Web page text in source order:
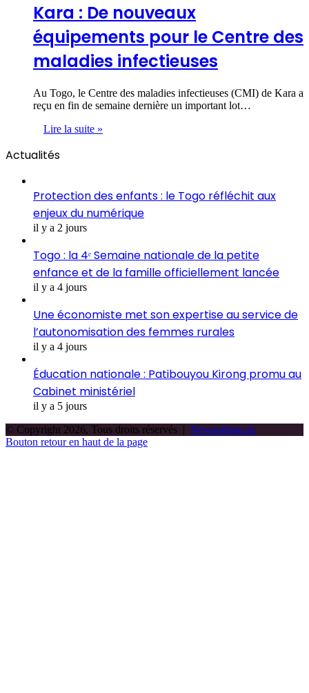
Kara : De nouveaux
équipements pour le Centre des
maladies infectieuses
Au Togo, le Centre des maladies infectieuses (CMI) de Kara a
reçu en fin de semaine dernière un important lot…
Lire la suite »
Actualités
Protection des enfants : le Togo réfléchit aux
enjeux du numérique
il y a 2 jours
Togo : la 4ᵉ Semaine nationale de la petite
enfance et de la famille officiellement lancée
il y a 4 jours
Une économiste met son expertise au service de
l’autonomisation des femmes rurales
il y a 4 jours
Éducation nationale : Patibouyou Kirong promu au
Cabinet ministériel
il y a 5 jours
© Copyright 2026, Tous droits réservés | Newsoftogo.tg
Bouton retour en haut de la page